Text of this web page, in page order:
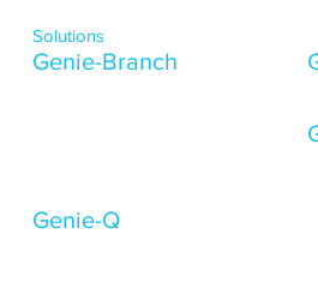
Solutions
Genie-Branch
Genie-Q